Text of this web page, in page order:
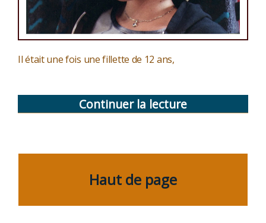
Il était une fois une fillette de 12 ans,
Continuer la lecture
Haut de page